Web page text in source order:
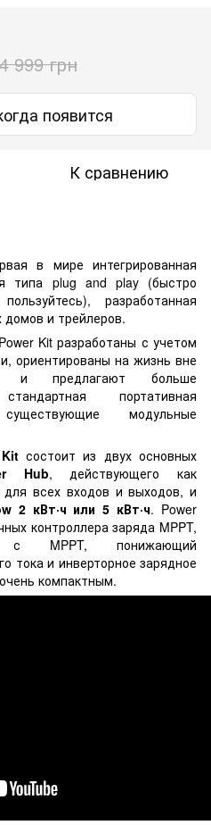
999 грн
появится
К сравнению
в мире интегрированная
типа plug and play (быстро
разработанная
и трейлеров.
Kit разработаны с учетом
ориентированы на жизнь вне
и предлагают больше
портативная
модульные
состоит из двух основных
Hub, действующего как
для всех входов и выходов, и
2 кВт·ч или 5 кВт·ч. Power
контроллера заряда MPPT,
с MPPT, понижающий
тока и инверторное зарядное
компактным.